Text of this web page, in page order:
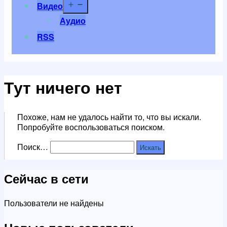
Видео
Аудио
RSS
Тут ничего нет
Похоже, нам не удалось найти то, что вы искали.
Попробуйте воспользоваться поиском.
Поиск…
Сейчас в сети
Пользователи не найдены